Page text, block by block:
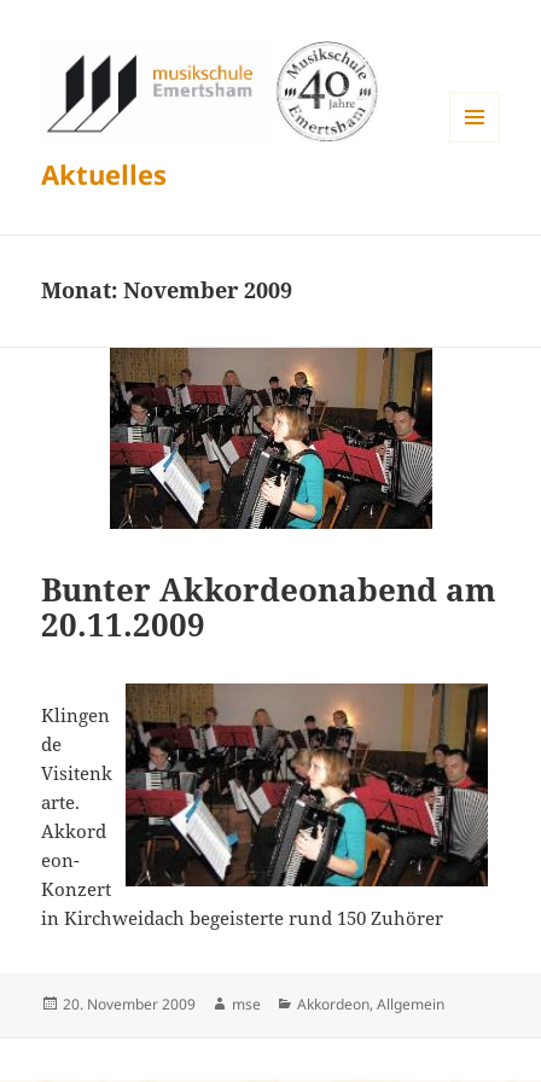
Aktuelles
Monat:November 2009
Bunter Akkordeonabend am
20.11.2009
Klingen
de
Visitenk
arte.
Akkord
eon-
Konzert
in Kirchweidach begeisterte rund 150 Zuhörer
Veröffentlicht
20. November 2009 Autor
mse Kategorien
Akkordeon,Allgemein